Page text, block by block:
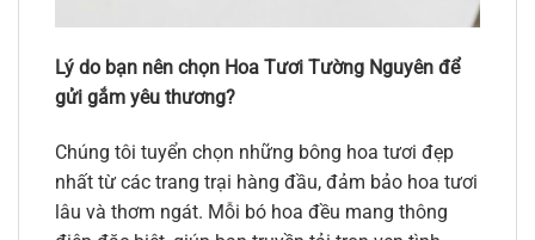
Lý do bạn nên chọn Hoa Tươi Tường Nguyên để
gửi gắm yêu thương?
Chúng tôi tuyển chọn những bông hoa tươi đẹp
nhất từ các trang trại hàng đầu, đảm bảo hoa tươi
lâu và thơm ngát. Mỗi bó hoa đều mang thông